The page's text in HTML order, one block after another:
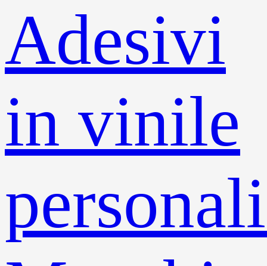
Adesivi
in ​​vinile